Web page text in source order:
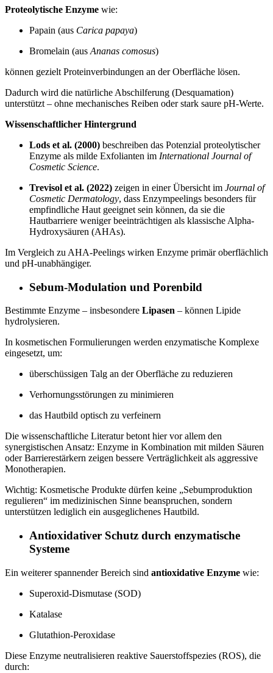
Proteolytische Enzyme wie:
Papain (aus Carica papaya)
Bromelain (aus Ananas comosus)
können gezielt Proteinverbindungen an der Oberfläche lösen.
Dadurch wird die natürliche Abschilferung (Desquamation)
unterstützt – ohne mechanisches Reiben oder stark saure pH-Werte.
Wissenschaftlicher Hintergrund
Lods et al. (2000) beschreiben das Potenzial proteolytischer
Enzyme als milde Exfolianten im International Journal of
Cosmetic Science.
Trevisol et al. (2022) zeigen in einer Übersicht im Journal of
Cosmetic Dermatology, dass Enzympeelings besonders für
empfindliche Haut geeignet sein können, da sie die
Hautbarriere weniger beeinträchtigen als klassische Alpha-
Hydroxysäuren (AHAs).
Im Vergleich zu AHA-Peelings wirken Enzyme primär oberflächlich
und pH-unabhängiger.
Sebum-Modulation und Porenbild
Bestimmte Enzyme – insbesondere Lipasen – können Lipide
hydrolysieren.
In kosmetischen Formulierungen werden enzymatische Komplexe
eingesetzt, um:
überschüssigen Talg an der Oberfläche zu reduzieren
Verhornungsstörungen zu minimieren
das Hautbild optisch zu verfeinern
Die wissenschaftliche Literatur betont hier vor allem den
synergistischen Ansatz: Enzyme in Kombination mit milden Säuren
oder Barrierestärkern zeigen bessere Verträglichkeit als aggressive
Monotherapien.
Wichtig: Kosmetische Produkte dürfen keine „Sebumproduktion
regulieren“ im medizinischen Sinne beanspruchen, sondern
unterstützen lediglich ein ausgeglichenes Hautbild.
Antioxidativer Schutz durch enzymatische
Systeme
Ein weiterer spannender Bereich sind antioxidative Enzyme wie:
Superoxid-Dismutase (SOD)
Katalase
Glutathion-Peroxidase
Diese Enzyme neutralisieren reaktive Sauerstoffspezies (ROS), die
durch: